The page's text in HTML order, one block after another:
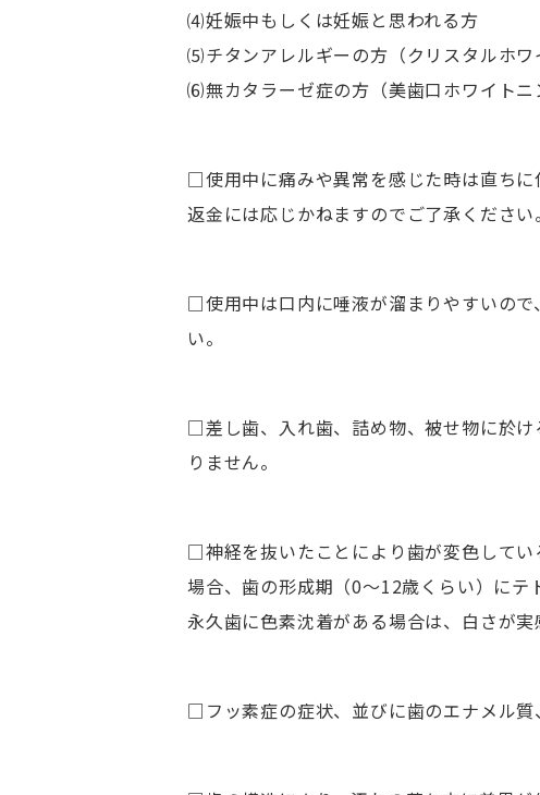
⑷妊娠中もしくは妊娠と思われる方
⑸チタンアレルギーの方（クリスタルホワ
⑹無カタラーゼ症の方（美歯口ホワイトニ
□使用中に痛みや異常を感じた時は直ち
返金には応じかねますのでご了承ください。
□使用中は口内に唾液が溜まりやすいの
い。
□差し歯、入れ歯、詰め物、被せ物に於
りません。
□神経を抜いたことにより歯が変色して
場合、歯の形成期（0〜12歳くらい）に
永久歯に色素沈着がある場合は、白さが実
□フッ素症の症状、並びに歯のエナメル質